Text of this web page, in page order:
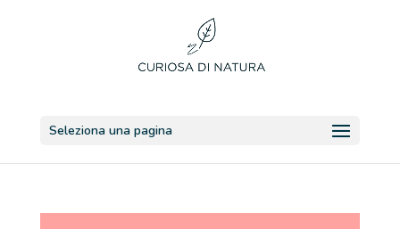
Seleziona una pagina